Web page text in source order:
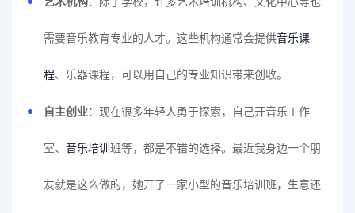
需要音乐教育专业的人才。这些机构通常会提供音乐课
程、乐器课程，可以用自己的专业知识带来创收。
自主创业：现在很多年轻人勇于探索，自己开音乐工作
室、 音乐培训班等，都是不错的选择。最近我身边一个朋
友就是这么做的，她开了一家小型的音乐培训班，生意还